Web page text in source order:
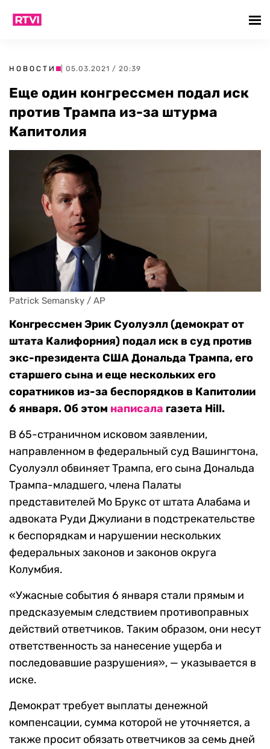
НОВОСТИ | 05.03.2021 / 20:39
Еще один конгрессмен подал иск
против Трампа из-за штурма
Капитолия
Patrick Semansky / AP
Конгрессмен Эрик Суолуэлл (демократ от
штата Калифорния) подал иск в суд против
экс-президента США Дональда Трампа, его
старшего сына и еще нескольких его
соратников из-за беспорядков в Капитолии
6 января. Об этом написала газета Hill.
В 65-страничном исковом заявлении,
направленном в федеральный суд Вашингтона,
Суолуэлл обвиняет Трампа, его сына Дональда
Трампа-младшего, члена Палаты
представителей Мо Брукс от штата Алабама и
адвоката Руди Джулиани в подстрекательстве
к беспорядкам и нарушении нескольких
федеральных законов и законов округа
Колумбия.
«Ужасные события 6 января стали прямым и
предсказуемым следствием противоправных
действий ответчиков. Таким образом, они несут
ответственность за нанесение ущерба и
последовавшие разрушения», — указывается в
иске.
Демократ требует выплаты денежной
компенсации, сумма которой не уточняется, а
также просит обязать ответчиков за семь дней